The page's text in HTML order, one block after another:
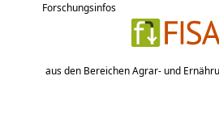
Forschungsinfos
aus den Bereichen Agrar- und